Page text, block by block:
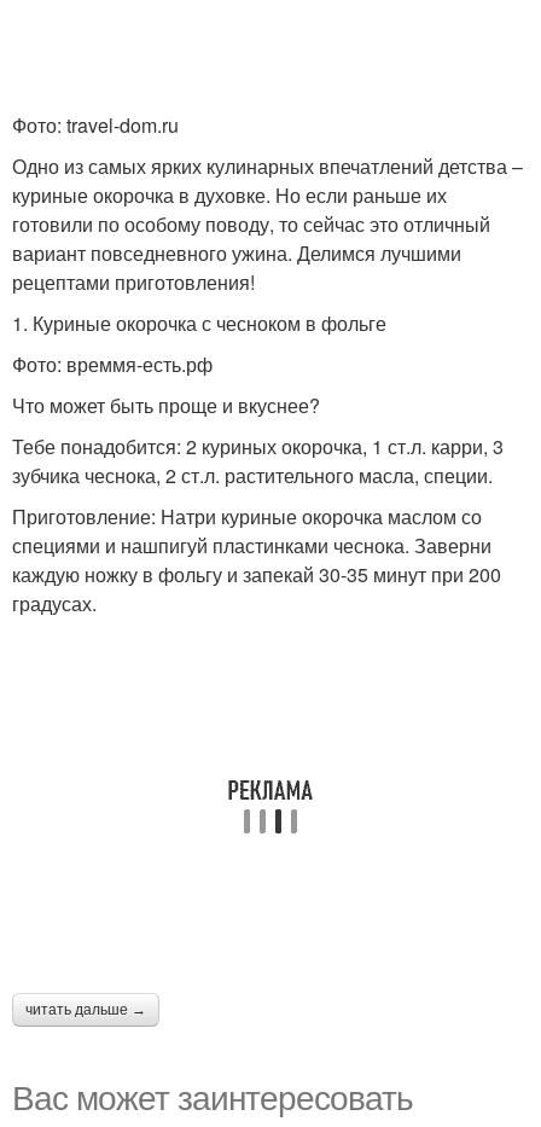
Фото: travel-dom.ru
Одно из самых ярких кулинарных впечатлений детства –
куриные окорочка в духовке. Но если раньше их
готовили по особому поводу, то сейчас это отличный
вариант повседневного ужина. Делимся лучшими
рецептами приготовления!
1. Куриные окорочка с чесноком в фольге
Фото: времмя-есть.рф
Что может быть проще и вкуснее?
Тебе понадобится: 2 куриных окорочка, 1 ст.л. карри, 3
зубчика чеснока, 2 ст.л. растительного масла, специи.
Приготовление: Натри куриные окорочка маслом со
специями и нашпигуй пластинками чеснока. Заверни
каждую ножку в фольгу и запекай 30-35 минут при 200
градусах.
читать дальше →
Вас может заинтересовать